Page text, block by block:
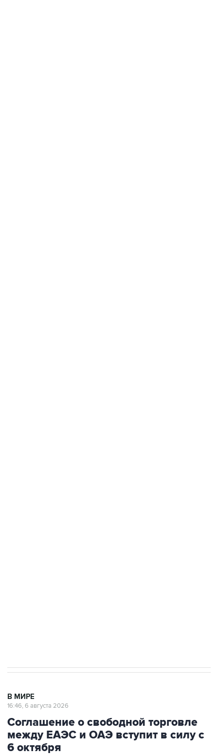
В МИРЕ
16:46, 6 августа 2026
Соглашение о свободной торговле
между ЕАЭС и ОАЭ вступит в силу с
6 октября